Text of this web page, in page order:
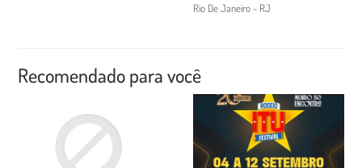
Rio De Janeiro - RJ
Recomendado para você